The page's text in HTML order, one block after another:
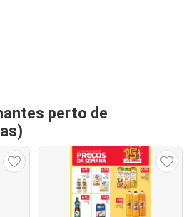
perto de